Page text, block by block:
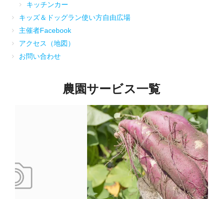
キッチンカー
キッズ＆ドッグラン使い方自由広場
主催者Facebook
アクセス（地図）
お問い合わせ
農園サービス一覧